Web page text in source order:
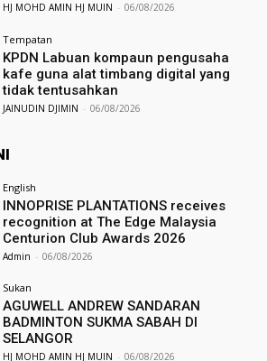
HJ MOHD AMIN HJ MUIN - 06/08/2026
Tempatan
KPDN Labuan kompaun pengusaha
kafe guna alat timbang digital yang
tidak tentusahkan
JAINUDIN DJIMIN - 06/08/2026
English
INNOPRISE PLANTATIONS receives
recognition at The Edge Malaysia
Centurion Club Awards 2026
Admin - 06/08/2026
Sukan
AGUWELL ANDREW SANDARAN
BADMINTON SUKMA SABAH DI
SELANGOR
HJ MOHD AMIN HJ MUIN - 06/08/2026